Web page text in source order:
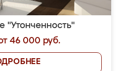
"Утонченность"
46 000 руб.